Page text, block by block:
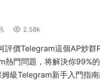
2.58k
評價Telegram這個AP炒
熱門問題，将解決你99%
級Telegram新手入門指